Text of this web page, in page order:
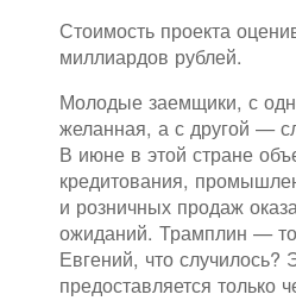
Стоимость проекта
миллиардов рублей.
Молодые заемщики, с
желанная, а с другой —
В июне в этой стране
кредитования,
и розничных продаж
ожиданий. Трамплин —
Евгений, что случилось?
предоставляется только